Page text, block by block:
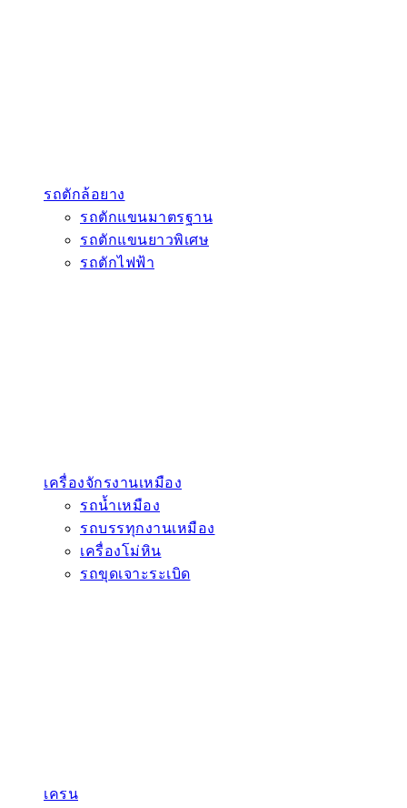
รถตักล้อยาง
รถตักแขนมาตรฐาน
รถตักแขนยาวพิเศษ
รถตักไฟฟ้า
เครื่องจักรงานเหมือง
รถน้ำเหมือง
รถบรรทุกงานเหมือง
เครื่องโม่หิน
รถขุดเจาะระเบิด
เครน